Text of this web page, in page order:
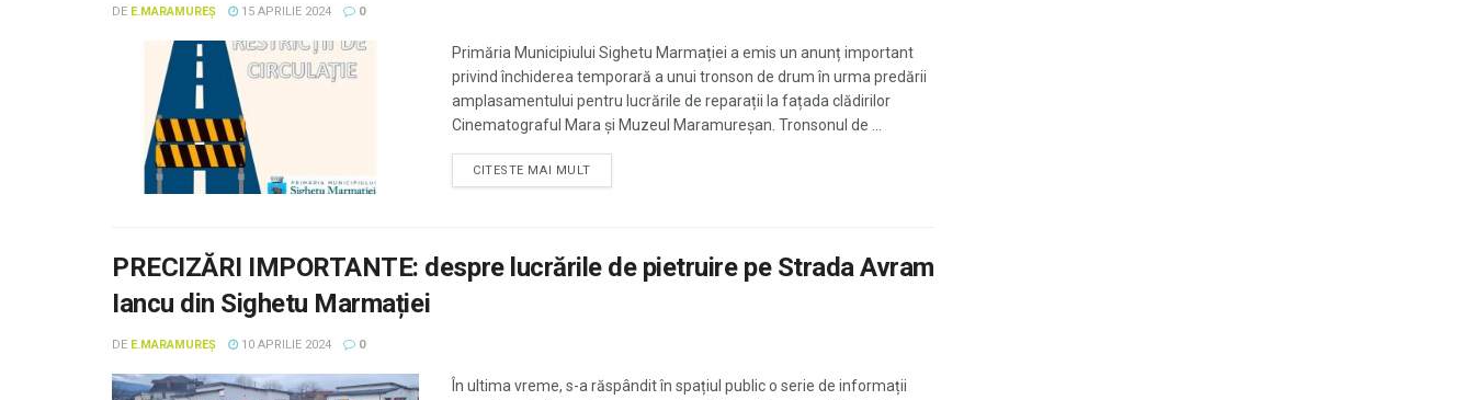
DE E.MARAMUREȘ 15 APRILIE 2024 0
Primăria Municipiului Sighetu Marmației a emis un anunț important
privind închiderea temporară a unui tronson de drum în urma predării
amplasamentului pentru lucrările de reparații la fațada clădirilor
Cinematograful Mara și Muzeul Maramureșan. Tronsonul de ...
CITESTE MAI MULT
PRECIZĂRI IMPORTANTE: despre lucrările de pietruire pe Strada Avram
Iancu din Sighetu Marmației
DE E.MARAMUREȘ 10 APRILIE 2024 0
În ultima vreme, s-a răspândit în spațiul public o serie de informații